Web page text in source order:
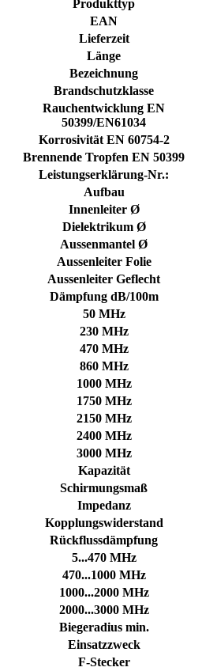
Produkttyp
EAN
Lieferzeit
Länge
Bezeichnung
Brandschutzklasse
Rauchentwicklung EN
50399/EN61034
Korrosivität EN 60754-2
Brennende Tropfen EN 50399
Leistungserklärung-Nr.:
Aufbau
Innenleiter Ø
Dielektrikum Ø
Aussenmantel Ø
Aussenleiter Folie
Aussenleiter Geflecht
Dämpfung dB/100m
50 MHz
230 MHz
470 MHz
860 MHz
1000 MHz
1750 MHz
2150 MHz
2400 MHz
3000 MHz
Kapazität
Schirmungsmaß
Impedanz
Kopplungswiderstand
Rückflussdämpfung
5...470 MHz
470...1000 MHz
1000...2000 MHz
2000...3000 MHz
Biegeradius min.
Einsatzzweck
F-Stecker